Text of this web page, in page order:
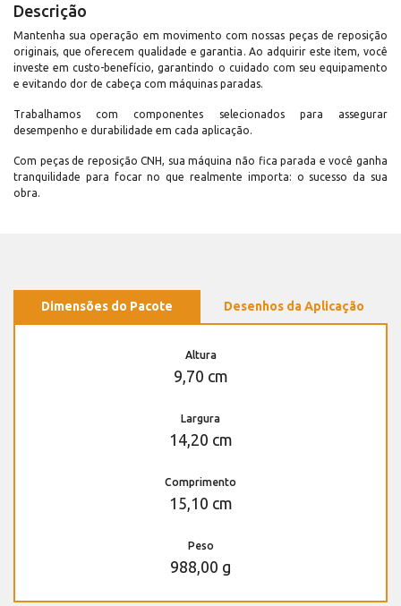
Descrição
Mantenha sua operação em movimento com nossas peças de reposição
originais, que oferecem qualidade e garantia. Ao adquirir este item, você
investe em custo-benefício, garantindo o cuidado com seu equipamento
e evitando dor de cabeça com máquinas paradas.
Trabalhamos com componentes selecionados para assegurar
desempenho e durabilidade em cada aplicação.
Com peças de reposição CNH, sua máquina não fica parada e você ganha
tranquilidade para focar no que realmente importa: o sucesso da sua
obra.
Dimensões do Pacote Desenhos da Aplicação
Altura
9,70 cm
Largura
14,20 cm
Comprimento
15,10 cm
Peso
988,00 g